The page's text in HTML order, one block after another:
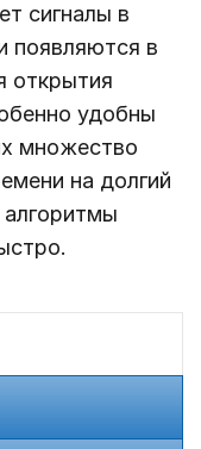
сигналы в
появляются в
открытия
удобны
множество
на долгий
алгоритмы